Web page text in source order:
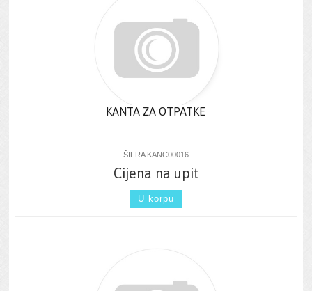
KANTA ZA OTPATKE
ŠIFRA KANC00016
Cijena na upit
U korpu